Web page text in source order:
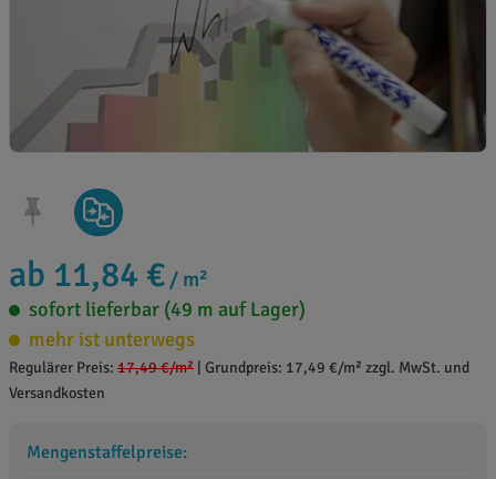
ab 11,84 € / m²
sofort lieferbar (49 m auf Lager)
mehr ist unterwegs
Regulärer Preis: 17,49 €/m² Grundpreis: 17,49 €/m² zzgl. MwSt. und
Versandkosten
Mengenstaffelpreise: